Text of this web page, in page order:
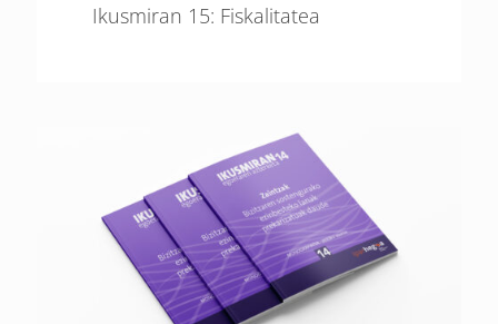
Ikusmiran 15: Fiskalitatea